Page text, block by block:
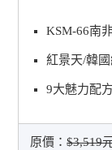
KSM-66南
紅景天/韓
9大魅力配方
原價：$3,519